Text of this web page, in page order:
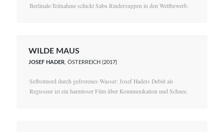
Berlinale-Teilnahme schickt Sabu Rindersuppen in den Wettbewerb.
WILDE MAUS
JOSEF HADER , ÖSTERREICH (2017)
Selbstmord durch gefrorenes Wasser: Josef Haders Debüt als
Regisseur ist ein harmloser Film über Kommunikation und Schnee.